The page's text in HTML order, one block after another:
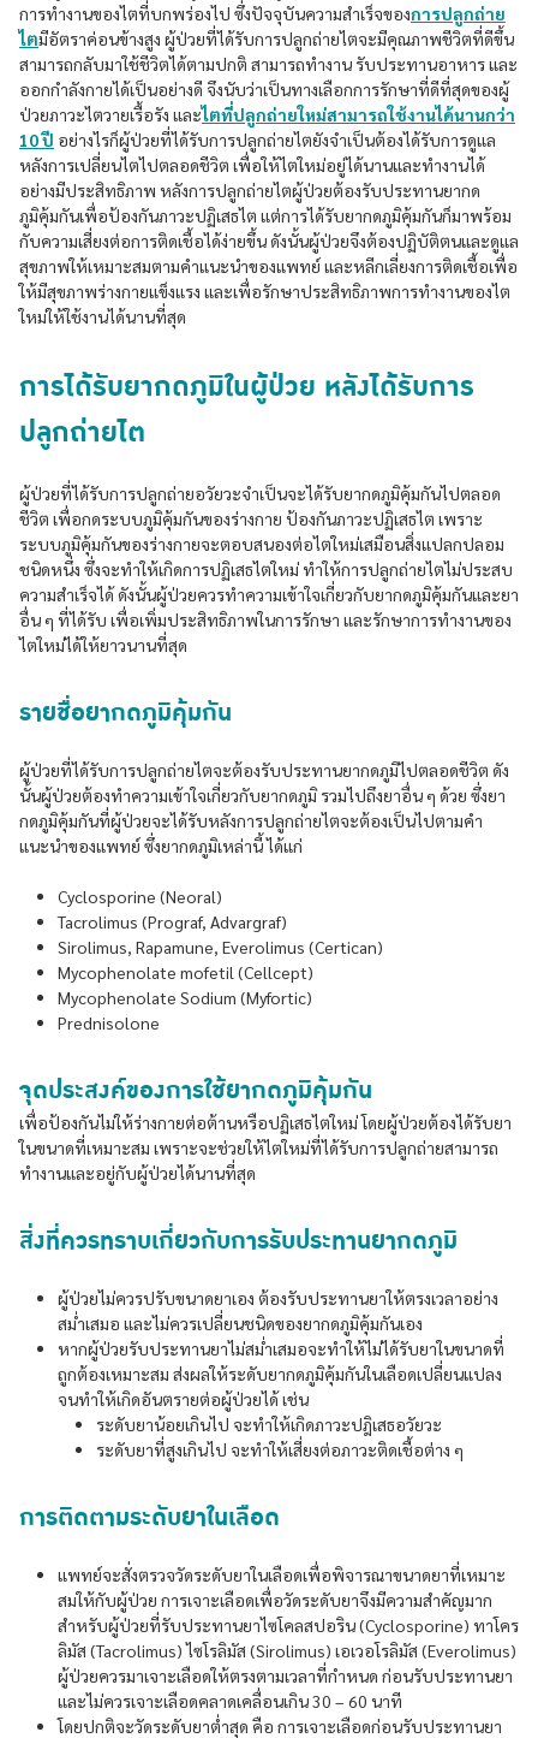
การทำงานของไตที่บกพร่องไป ซึ่งปัจจุบันความสำเร็จของการปลูกถ่าย
ไตมีอัตราค่อนข้างสูง ผู้ป่วยที่ได้รับการปลูกถ่ายไตจะมีคุณภาพชีวิตที่ดีขึ้น
สามารถกลับมาใช้ชีวิตได้ตามปกติ สามารถทำงาน รับประทานอาหาร และ
ออกกำลังกายได้เป็นอย่างดี จึงนับว่าเป็นทางเลือกการรักษาที่ดีที่สุดของผู้
ป่วยภาวะไตวายเรื้อรัง และไตที่ปลูกถ่ายใหม่สามารถใช้งานได้นานกว่า
10 ปี อย่างไรก็ผู้ป่วยที่ได้รับการปลูกถ่ายไตยังจำเป็นต้องได้รับการดูแล
หลังการเปลี่ยนไตไปตลอดชีวิต เพื่อให้ไตใหม่อยู่ได้นานและทำงานได้
อย่างมีประสิทธิภาพ หลังการปลูกถ่ายไตผู้ป่วยต้องรับประทานยากด
ภูมิคุ้มกันเพื่อป้องกันภาวะปฏิเสธไต แต่การได้รับยากดภูมิคุ้มกันก็มาพร้อม
กับความเสี่ยงต่อการติดเชื้อได้ง่ายขึ้น ดังนั้นผู้ป่วยจึงต้องปฏิบัติตนและดูแล
สุขภาพให้เหมาะสมตามคำแนะนำของแพทย์ และหลีกเลี่ยงการติดเชื้อเพื่อ
ให้มีสุขภาพร่างกายแข็งแรง และเพื่อรักษาประสิทธิภาพการทำงานของไต
ใหม่ให้ใช้งานได้นานที่สุด
การได้รับยากดภูมิในผู้ป่วย หลังได้รับการ
ปลูกถ่ายไต
ผู้ป่วยที่ได้รับการปลูกถ่ายอวัยวะจำเป็นจะได้รับยากดภูมิคุ้มกันไปตลอด
ชีวิต เพื่อกดระบบภูมิคุ้มกันของร่างกาย ป้องกันภาวะปฏิเสธไต เพราะ
ระบบภูมิคุ้มกันของร่างกายจะตอบสนองต่อไตใหม่เสมือนสิ่งแปลกปลอม
ชนิดหนึ่ง ซึ่งจะทำให้เกิดการปฏิเสธไตใหม่ ทำให้การปลูกถ่ายไตไม่ประสบ
ความสำเร็จได้ ดังนั้นผู้ป่วยควรทำความเข้าใจเกี่ยวกับยากดภูมิคุ้มกันและยา
อื่น ๆ ที่ได้รับ เพื่อเพิ่มประสิทธิภาพในการรักษา และรักษาการทำงานของ
ไตใหม่ได้ให้ยาวนานที่สุด
รายชื่อยากดภูมิคุ้มกัน
ผู้ป่วยที่ได้รับการปลูกถ่ายไตจะต้องรับประทานยากดภูมิไปตลอดชีวิต ดัง
นั้นผู้ป่วยต้องทำความเข้าใจเกี่ยวกับยากดภูมิ รวมไปถึงยาอื่น ๆ ด้วย ซึ่งยา
กดภูมิคุ้มกันที่ผู้ป่วยจะได้รับหลังการปลูกถ่ายไตจะต้องเป็นไปตามคำ
แนะนำของแพทย์ ซึ่งยากดภูมิเหล่านี้ ได้แก่
Cyclosporine (Neoral)
Tacrolimus (Prograf, Advargraf)
Sirolimus, Rapamune, Everolimus (Certican)
Mycophenolate mofetil (Cellcept)
Mycophenolate Sodium (Myfortic)
Prednisolone
จุดประสงค์ของการใช้ยากดภูมิคุ้มกัน
เพื่อป้องกันไม่ให้ร่างกายต่อต้านหรือปฏิเสธไตใหม่ โดยผู้ป่วยต้องได้รับยา
ในขนาดที่เหมาะสม เพราะจะช่วยให้ไตใหม่ที่ได้รับการปลูกถ่ายสามารถ
ทำงานและอยู่กับผู้ป่วยได้นานที่สุด
สิ่งที่ควรทราบเกี่ยวกับการรับประทานยากดภูมิ
ผู้ป่วยไม่ควรปรับขนาดยาเอง ต้องรับประทานยาให้ตรงเวลาอย่าง
สม่ำเสมอ และไม่ควรเปลี่ยนชนิดของยากดภูมิคุ้มกันเอง
หากผู้ป่วยรับประทานยาไม่สม่ำเสมอจะทำให้ไม่ได้รับยาในขนาดที่
ถูกต้องเหมาะสม ส่งผลให้ระดับยากดภูมิคุ้มกันในเลือดเปลี่ยนแปลง
จนทำให้เกิดอันตรายต่อผู้ป่วยได้ เช่น
ระดับยาน้อยเกินไป จะทำให้เกิดภาวะปฎิเสธอวัยวะ
ระดับยาที่สูงเกินไป จะทำให้เสี่ยงต่อภาวะติดเชื้อต่าง ๆ
การติดตามระดับยาในเลือด
แพทย์จะสั่งตรวจวัดระดับยาในเลือดเพื่อพิจารณาขนาดยาที่เหมาะ
สมให้กับผู้ป่วย การเจาะเลือดเพื่อวัดระดับยาจึงมีความสำคัญมาก
สำหรับผู้ป่วยที่รับประทานยาไซโคลสปอริน (Cyclosporine) ทาโคร
ลิมัส (Tacrolimus) ไซโรลิมัส (Sirolimus) เอเวอโรลิมัส (Everolimus)
ผู้ป่วยควรมาเจาะเลือดให้ตรงตามเวลาที่กำหนด ก่อนรับประทานยา
และไม่ควรเจาะเลือดคลาดเคลื่อนเกิน 30 – 60 นาที
โดยปกติจะวัดระดับยาต่ำสุด คือ การเจาะเลือดก่อนรับประทานยา